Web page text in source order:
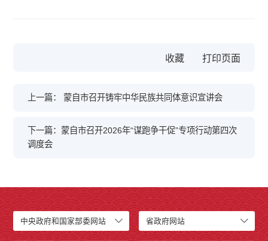
收藏
上一篇：​ 蒙自市召开铸牢中华民族共同体意识宣讲会
下一篇：蒙自市召开2026年“谋跑争干促”专项行动第四次
调度会
中央政府和国家部委网站 省政府网站